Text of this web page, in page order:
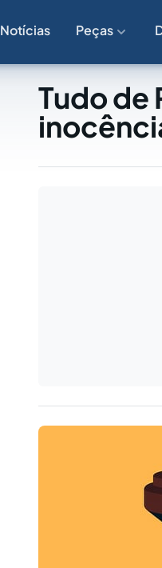
Notícias Peças
Tudo de